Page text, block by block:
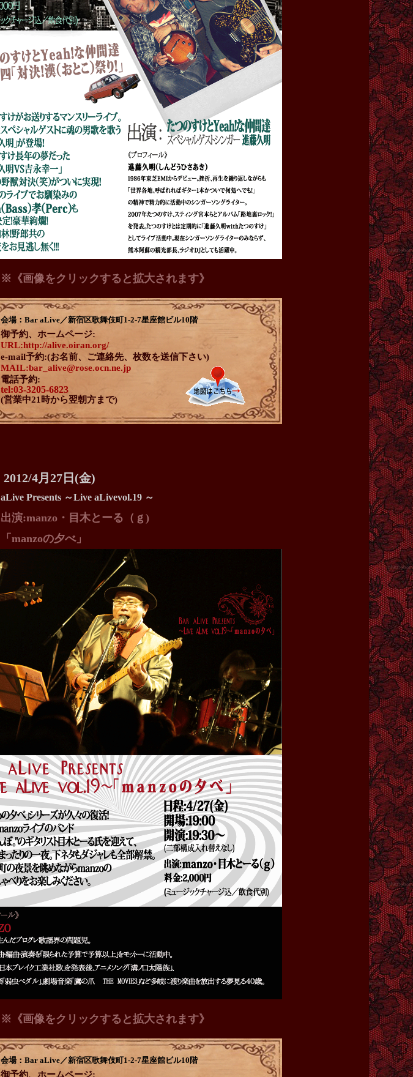
※《画像をクリックすると拡大されます》
会場：Bar aLive／新宿区歌舞伎町1-2-7星座館ビル10階
御予約、ホームページ:
URL:http://alive.oiran.org/
e-mail予約:(お名前、ご連絡先、枚数を送信下さい)
MAIL:bar_alive@rose.ocn.ne.jp
電話予約:
tel:03-3205-6823
(営業中21時から翌朝方まで)
2012/4月27日(金)
aLive Presents ～Live aLivevol.19 ～
出演:manzo・目木とーる（ｇ)
「manzoの夕べ」
※《画像をクリックすると拡大されます》
会場：Bar aLive／新宿区歌舞伎町1-2-7星座館ビル10階
御予約、ホームページ: